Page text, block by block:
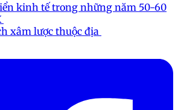
kinh tế trong những năm 50-60
xâm lược thuộc địa